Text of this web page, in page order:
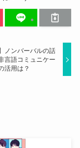
ノンバーバルの話
言語コミュニケー
活用は？